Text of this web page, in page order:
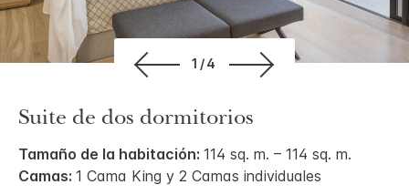
1/4
Suite de dos dormitorios
Tamaño de la habitación: 114 sq. m. – 114 sq. m.
Camas: 1 Cama King y 2 Camas individuales